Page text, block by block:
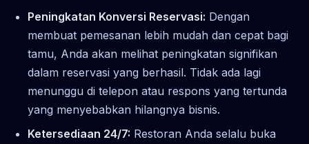
Peningkatan Konversi Reservasi: Dengan
membuat pemesanan lebih mudah dan cepat bagi
tamu, Anda akan melihat peningkatan signifikan
dalam reservasi yang berhasil. Tidak ada lagi
menunggu di telepon atau respons yang tertunda
yang menyebabkan hilangnya bisnis.
Ketersediaan 24/7: Restoran Anda selalu buka